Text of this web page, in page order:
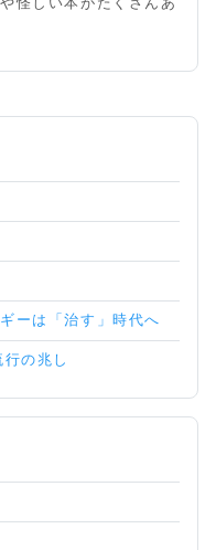
怪しい本がたくさんあ
ーは「治す」時代へ
の兆し